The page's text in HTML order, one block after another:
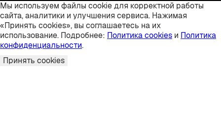
Мы используем файлы cookie для корректной работы
сайта, аналитики и улучшения сервиса. Нажимая
«Принять cookies», вы соглашаетесь на их
использование. Подробнее: Политика cookies и Политика
конфиденциальности.
Принять cookies